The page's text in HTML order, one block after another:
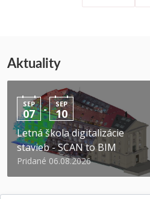
Aktuality
SEP
07 - SEP
10
Letná škola digitalizácie
stavieb - SCAN to BIM
Pridané 06.08.2026